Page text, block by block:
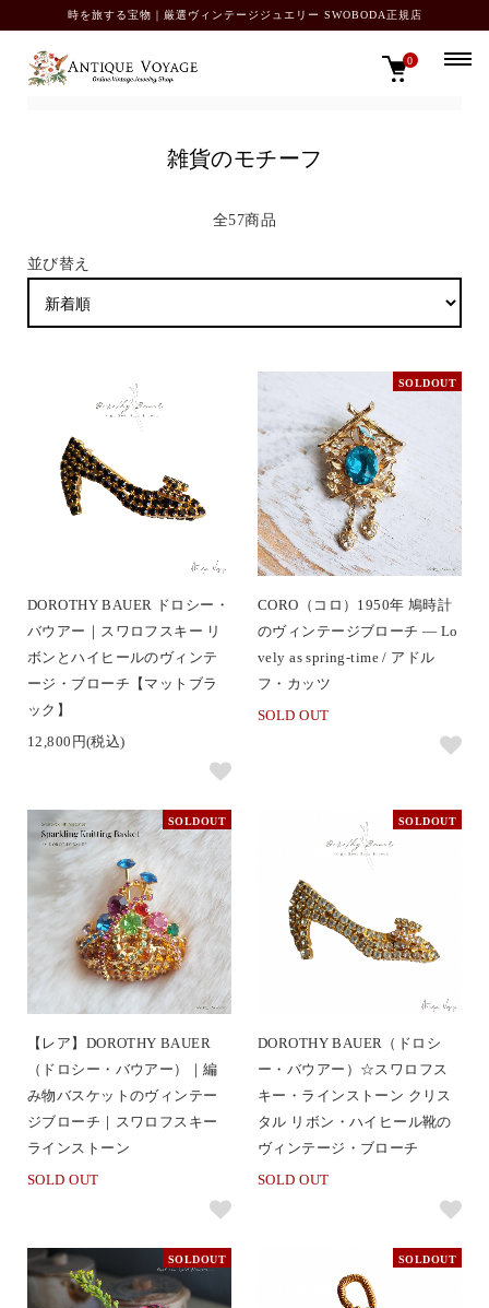
時を旅する宝物｜厳選ヴィンテージジュエリー SWOBODA正規店
0
TOP モチーフいろいろ
雑貨のモチーフ
全57商品
並び替え
DOROTHY BAUER ドロシー・
バウアー｜スワロフスキー リ
ボンとハイヒールのヴィンテ
ージ・ブローチ【マットブラ
ック】
12,800円(税込)
SOLDOUT
CORO（コロ）1950年 鳩時計
のヴィンテージブローチ ― Lo
vely as spring-time / アドル
フ・カッツ
SOLD OUT
SOLDOUT
【レア】DOROTHY BAUER
（ドロシー・バウアー）｜編
み物バスケットのヴィンテー
ジブローチ｜スワロフスキー
ラインストーン
SOLD OUT
SOLDOUT
DOROTHY BAUER（ドロシ
ー・バウアー）☆スワロフス
キー・ラインストーン クリス
タル リボン・ハイヒール靴の
ヴィンテージ・ブローチ
SOLD OUT
SOLDOUT SOLDOUT